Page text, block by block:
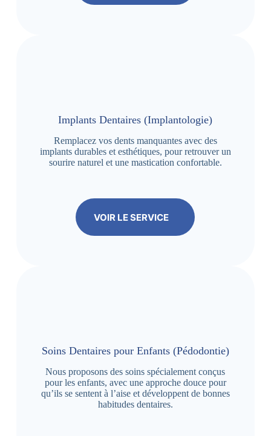
Implants Dentaires (Implantologie)
Remplacez vos dents manquantes avec des
implants durables et esthétiques, pour retrouver un
sourire naturel et une mastication confortable.
VOIR LE SERVICE
Soins Dentaires pour Enfants (Pédodontie)
Nous proposons des soins spécialement conçus
pour les enfants, avec une approche douce pour
qu’ils se sentent à l’aise et développent de bonnes
habitudes dentaires.